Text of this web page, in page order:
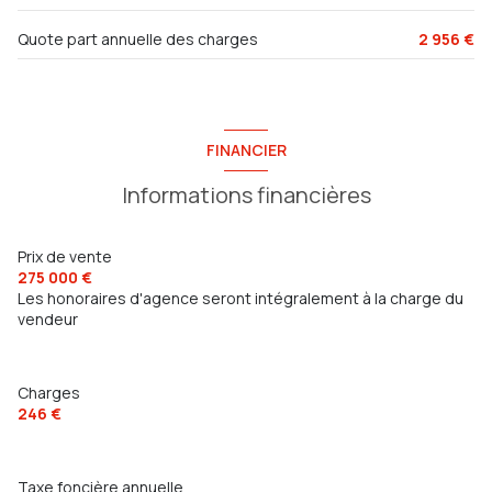
6 étage(s)
accès handicapé
Quote part annuelle des charges 2 956 €
FINANCIER
Informations financières
Prix de vente
275 000 €
Les honoraires d'agence seront intégralement à la charge du
vendeur
Charges
246 €
Taxe foncière annuelle